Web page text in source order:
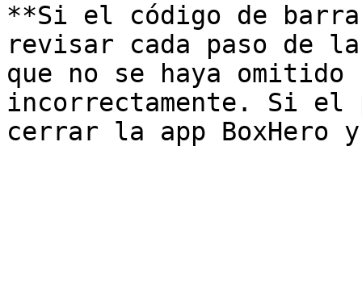
**Si el código de
revisar cada paso de
que no se haya
incorrectamente. Si el